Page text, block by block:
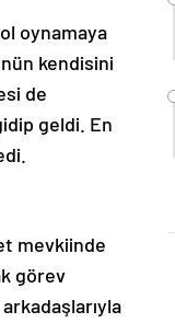
oynamaya
kendisini
de
geldi. En
mevkiinde
görev
arkadaşlarıyla